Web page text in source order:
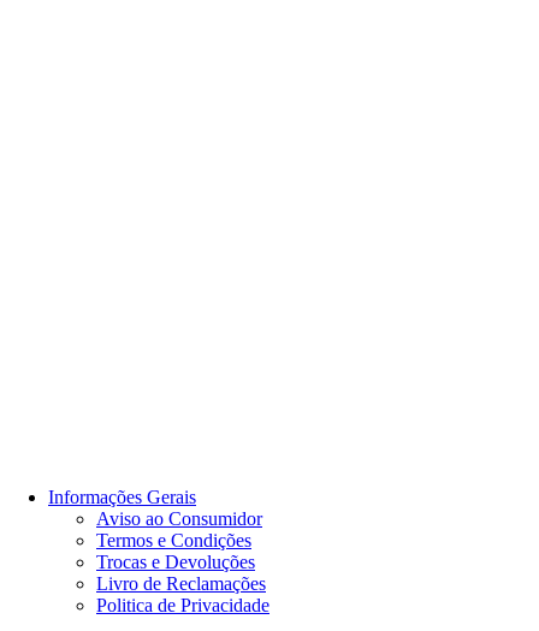
Informações Gerais
Aviso ao Consumidor
Termos e Condições
Trocas e Devoluções
Livro de Reclamações
Politica de Privacidade